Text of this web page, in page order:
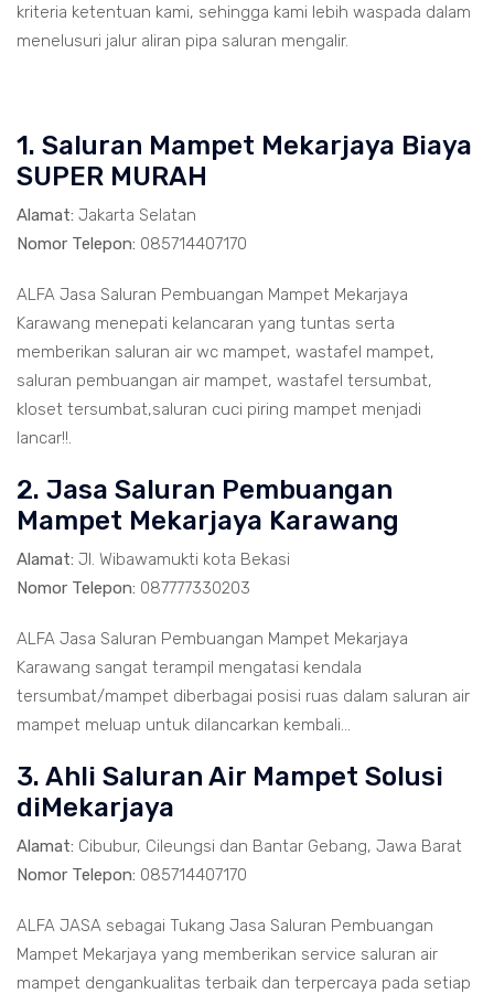
kriteria ketentuan kami, sehingga kami lebih waspada dalam
menelusuri jalur aliran pipa saluran mengalir.
1. Saluran Mampet Mekarjaya Biaya
SUPER MURAH
Alamat: Jakarta Selatan
Nomor Telepon: 085714407170
ALFA Jasa Saluran Pembuangan Mampet Mekarjaya
Karawang menepati kelancaran yang tuntas serta
memberikan saluran air wc mampet, wastafel mampet,
saluran pembuangan air mampet, wastafel tersumbat,
kloset tersumbat,saluran cuci piring mampet menjadi
lancar!!.
2. Jasa Saluran Pembuangan
Mampet Mekarjaya Karawang
Alamat: Jl. Wibawamukti kota Bekasi
Nomor Telepon: 087777330203
ALFA Jasa Saluran Pembuangan Mampet Mekarjaya
Karawang sangat terampil mengatasi kendala
tersumbat/mampet diberbagai posisi ruas dalam saluran air
mampet meluap untuk dilancarkan kembali...
3. Ahli Saluran Air Mampet Solusi
diMekarjaya
Alamat: Cibubur, Cileungsi dan Bantar Gebang, Jawa Barat
Nomor Telepon: 085714407170
ALFA JASA sebagai Tukang Jasa Saluran Pembuangan
Mampet Mekarjaya yang memberikan service saluran air
mampet dengankualitas terbaik dan terpercaya pada setiap